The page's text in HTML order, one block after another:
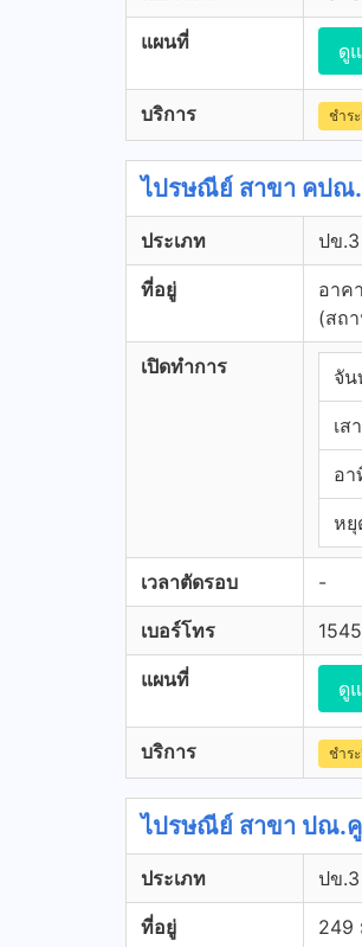
แผนที่ ดู
บริการ ชำร
ไปรษณีย์ สาขา คปณ.
ประเภท ปข.3
ที่อยู่
อาค
(สถ
เปิดทำการ จั
เส
อา
หยุ
เวลาตัดรอบ -
เบอร์โทร 1545
แผนที่ ดู
บริการ ชำร
ไปรษณีย์ สาขา ปณ.คู
ประเภท ปข.3
ที่อยู่
249